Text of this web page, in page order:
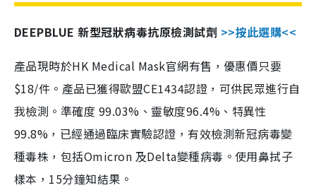
DEEPBLUE 新型冠狀病毒抗原檢測試劑 >>按此選購<<
產品現時於HK Medical Mask官網有售，優惠價只要
$18/件。產品已獲得歐盟CE1434認證，可供民眾進行自
我檢測。準確度 99.03%、靈敏度96.4%、特異性
99.8%，已經通過臨床實驗認證，有效檢測新冠病毒變
種毒株，包括Omicron 及Delta變種病毒。使用鼻拭子
樣本，15分鐘知結果。